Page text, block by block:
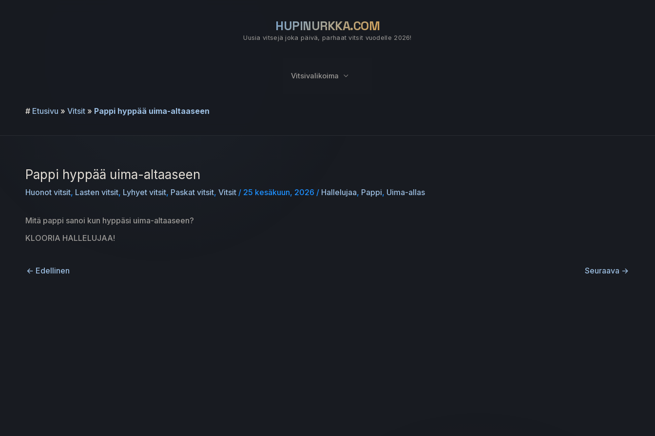
HUPINURKKA.COM
Uusia vitsejä joka päivä, parhaat vitsit vuodelle 2026!
Vitsivalikoima
# Etusivu » Vitsit » Pappi hyppää uima-altaaseen
Pappi hyppää uima-altaaseen
Huonot vitsit, Lasten vitsit, Lyhyet vitsit, Paskat vitsit, Vitsit / 25 kesäkuun, 2026 / Hallelujaa, Pappi, Uima-allas
Mitä pappi sanoi kun hyppäsi uima-altaaseen?
KLOORIA HALLELUJAA!
← Edellinen Seuraava →